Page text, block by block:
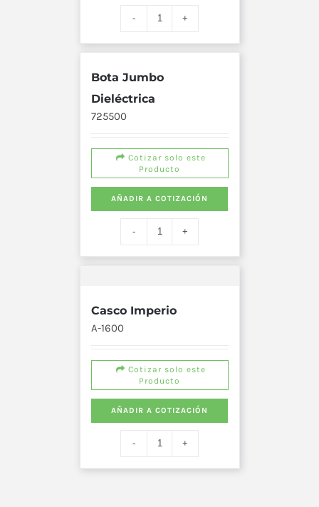
Bota Jumbo
Dieléctrica
725500
Cotizar solo este
Producto
AÑADIR A COTIZACIÓN
Casco Imperio
A-1600
Cotizar solo este
Producto
AÑADIR A COTIZACIÓN